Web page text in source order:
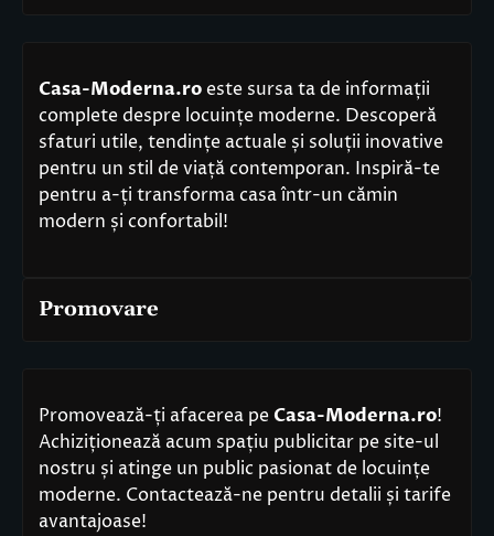
Casa-Moderna.roeste sursa ta de informații
complete despre locuințe moderne. Descoperă
sfaturi utile, tendințe actuale și soluții inovative
pentru un stil de viață contemporan. Inspiră-te
pentru a-ți transforma casa într-un cămin
modern și confortabil!
Promovare
Promovează-ți afacerea pe Casa-Moderna.ro!
Achiziționează acum spațiu publicitar pe site-ul
nostru și atinge un public pasionat de locuințe
moderne. Contactează-ne pentru detalii și tarife
avantajoase!